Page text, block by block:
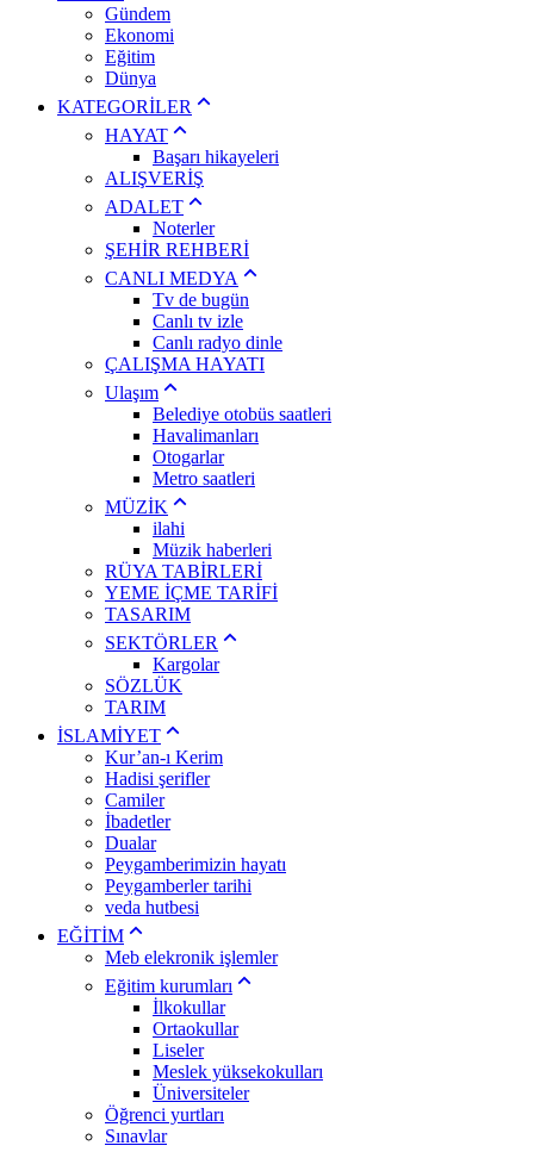
Gündem
Ekonomi
Eğitim
Dünya
KATEGORİLER
HAYAT
Başarı hikayeleri
ALIŞVERİŞ
ADALET
Noterler
ŞEHİR REHBERİ
CANLI MEDYA
Tv de bugün
Canlı tv izle
Canlı radyo dinle
ÇALIŞMA HAYATI
Ulaşım
Belediye otobüs saatleri
Havalimanları
Otogarlar
Metro saatleri
MÜZİK
ilahi
Müzik haberleri
RÜYA TABİRLERİ
YEME İÇME TARİFİ
TASARIM
SEKTÖRLER
Kargolar
SÖZLÜK
TARIM
İSLAMİYET
Kur’an-ı Kerim
Hadisi şerifler
Camiler
İbadetler
Dualar
Peygamberimizin hayatı
Peygamberler tarihi
veda hutbesi
EĞİTİM
Meb elekronik işlemler
Eğitim kurumları
İlkokullar
Ortaokullar
Liseler
Meslek yüksekokulları
Üniversiteler
Öğrenci yurtları
Sınavlar